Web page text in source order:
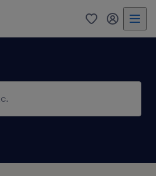
0 mon